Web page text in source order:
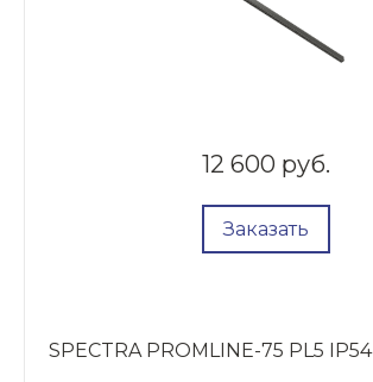
12 600 руб.
Заказать
SPECTRA PROMLINE-75 PL5 IP54